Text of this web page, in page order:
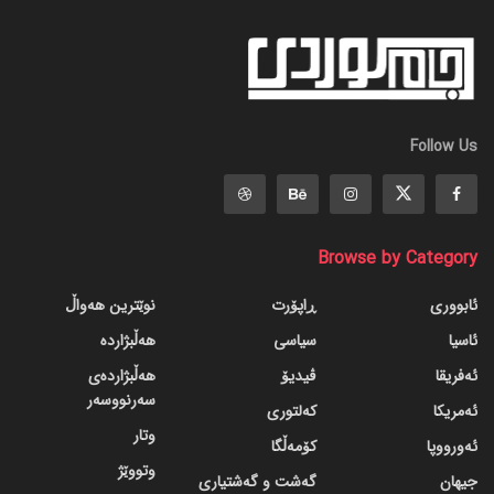
Follow Us
Browse by Category
ئابووری
ئاسیا
ئەفریقا
ئەمریکا
ئەورووپا
جیهان
ڕاپۆرت
سیاسی
ڤیدیۆ
کەلتوری
کۆمەڵگا
گه‌شت و گه‌شتیاری
نوێترین هەواڵ
هەڵبژاردە
هەڵبژاردەی
سەرنووسەر
وتار
وتووێژ